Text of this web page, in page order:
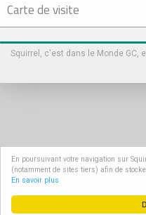
En poursuivant votre navigation sur
(notamment de sites tiers) afin de
En savoir plus
Carte de visite
Squirrel, c'est dans le Monde GC,